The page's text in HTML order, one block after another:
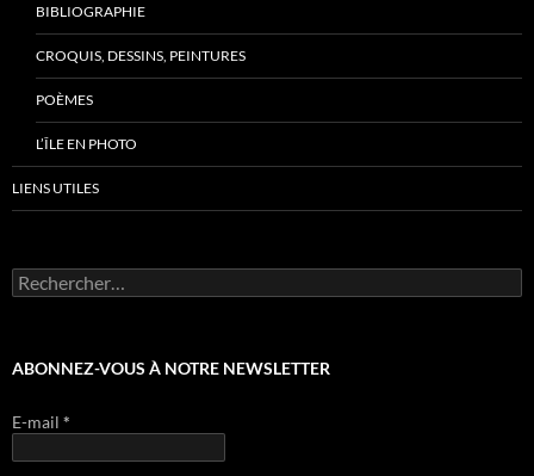
BIBLIOGRAPHIE
CROQUIS, DESSINS, PEINTURES
POÈMES
L’ÎLE EN PHOTO
LIENS UTILES
Rechercher :
ABONNEZ-VOUS À NOTRE NEWSLETTER
E-mail *